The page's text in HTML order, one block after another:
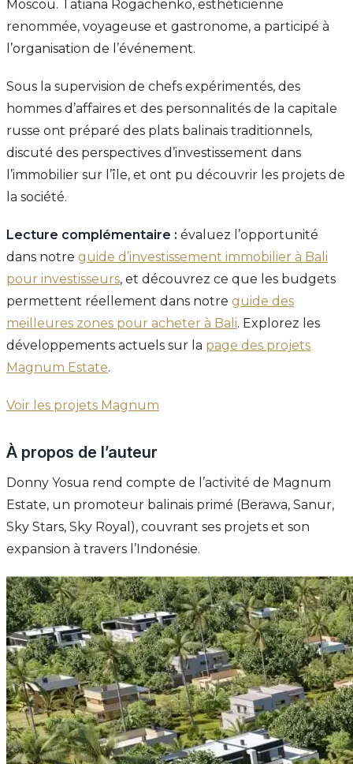
Moscou. Tatiana Rogachenko, esthéticienne
renommée, voyageuse et gastronome, a participé à
l’organisation de l’événement.
Sous la supervision de chefs expérimentés, des
hommes d’affaires et des personnalités de la capitale
russe ont préparé des plats balinais traditionnels,
discuté des perspectives d’investissement dans
l’immobilier sur l’île, et ont pu découvrir les projets de
la société.
Lecture complémentaire : évaluez l’opportunité
dans notre guide d’investissement immobilier à Bali
pour investisseurs, et découvrez ce que les budgets
permettent réellement dans notre guide des
meilleures zones pour acheter à Bali. Explorez les
développements actuels sur la page des projets
Magnum Estate.
Voir les projets Magnum
À propos de l’auteur
Donny Yosua rend compte de l’activité de Magnum
Estate, un promoteur balinais primé (Berawa, Sanur,
Sky Stars, Sky Royal), couvrant ses projets et son
expansion à travers l’Indonésie.